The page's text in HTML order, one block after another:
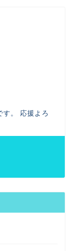
す。 応援よろ